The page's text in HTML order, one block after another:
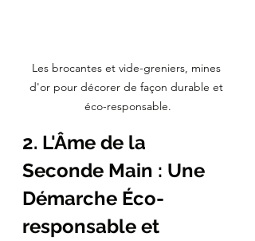
Les brocantes et vide-greniers, mines
d'or pour décorer de façon durable et
éco-responsable.
2. L'Âme de la
Seconde Main : Une
Démarche Éco-
responsable et